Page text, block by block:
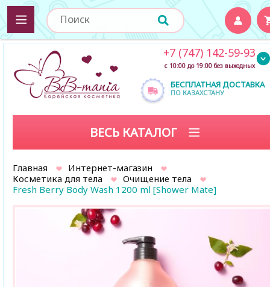
БЕСПЛАТНАЯ ДОСТАВКА
ПО КАЗАХСТАНУ
+7 (747) 142-59-93
с 10:00 до 19:00 без выходных
ВЕСЬ КАТАЛОГ
Главная
Интернет-магазин
Косметика для тела
Очищение тела
Fresh Berry Body Wash 1200 ml [Shower Mate]